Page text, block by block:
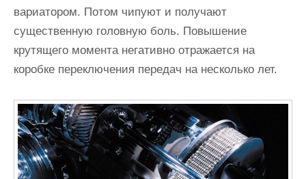
вариатором. Потом чипуют и получают
существенную головную боль. Повышение
крутящего момента негативно отражается на
коробке переключения передач на несколько лет.